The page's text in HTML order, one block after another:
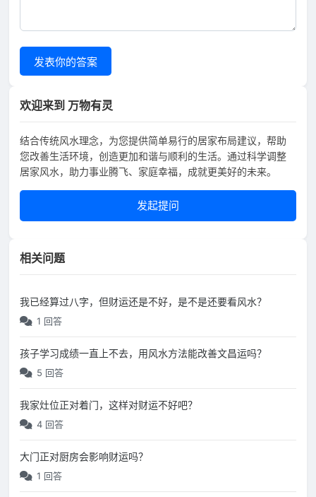
发表你的答案
欢迎来到 万物有灵
结合传统风水理念，为您提供简单易行的居家布局建议，帮助
您改善生活环境，创造更加和谐与顺利的生活。通过科学调整
居家风水，助力事业腾飞、家庭幸福，成就更美好的未来。
发起提问
相关问题
我已经算过八字，但财运还是不好，是不是还要看风水？
1 回答
孩子学习成绩一直上不去，用风水方法能改善文昌运吗？
5 回答
我家灶位正对着门，这样对财运不好吧？
4 回答
大门正对厨房会影响财运吗？
1 回答